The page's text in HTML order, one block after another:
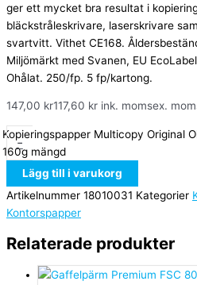
ger ett mycket bra resultat i
bläckstråleskrivare, laserskrivare
svartvitt. Vithet CE168.
Miljömärkt med Svanen, EU
Ohålat. 250/fp. 5 fp/kartong.
147,00 kr117,60 kr ink. momsex.
-
Kopieringspapper Multicopy Original
160g mängd
Lägg till i varukorg
Artikelnummer 18010031 Kategorier
Kontorspapper
Relaterade produkter